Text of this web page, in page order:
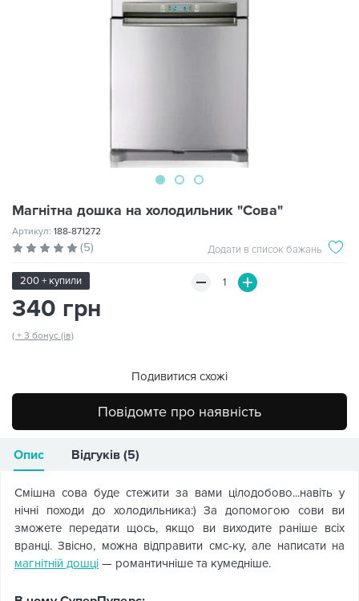
Магнітна дошка на холодильник "Сова"
Артикул: 188-871272
(5) Додати в список бажань
200 + купили
340 грн
( + 3 бонус (ів)
Подивитися схожі
Повідомте про наявність
Опис Відгуків (5)
Смішна сова буде стежити за вами цілодобово...навіть у
нічні походи до холодильника:) За допомогою сови ви
зможете передати щось, якщо ви виходите раніше всіх
вранці. Звісно, можна відправити смс-ку, але написати на
магнітній дошці — романтичніше та кумедніше.